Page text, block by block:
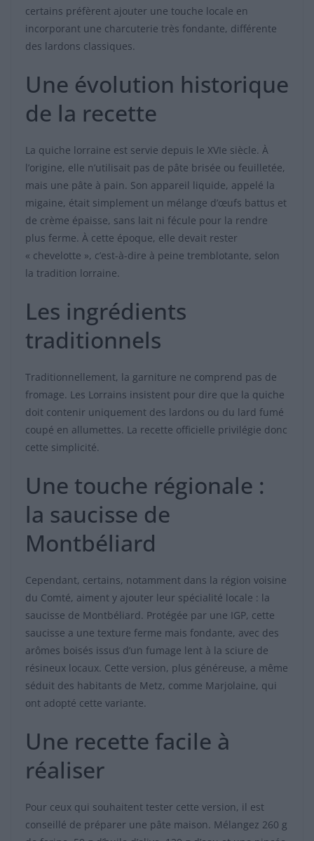
certains préfèrent ajouter une touche locale en
incorporant une charcuterie très fondante, différente
des lardons classiques.
Une évolution historique
de la recette
La quiche lorraine est servie depuis le XVIe siècle. À
l’origine, elle n’utilisait pas de pâte brisée ou feuilletée,
mais une pâte à pain. Son appareil liquide, appelé la
migaine, était simplement un mélange d’œufs battus et
de crème épaisse, sans lait ni fécule pour la rendre
plus ferme. À cette époque, elle devait rester
« chevelotte », c’est-à-dire à peine tremblotante, selon
la tradition lorraine.
Les ingrédients
traditionnels
Traditionnellement, la garniture ne comprend pas de
fromage. Les Lorrains insistent pour dire que la quiche
doit contenir uniquement des lardons ou du lard fumé
coupé en allumettes. La recette officielle privilégie donc
cette simplicité.
Une touche régionale :
la saucisse de
Montbéliard
Cependant, certains, notamment dans la région voisine
du Comté, aiment y ajouter leur spécialité locale : la
saucisse de Montbéliard. Protégée par une IGP, cette
saucisse a une texture ferme mais fondante, avec des
arômes boisés issus d’un fumage lent à la sciure de
résineux locaux. Cette version, plus généreuse, a même
séduit des habitants de Metz, comme Marjolaine, qui
ont adopté cette variante.
Une recette facile à
réaliser
Pour ceux qui souhaitent tester cette version, il est
conseillé de préparer une pâte maison. Mélangez 260 g